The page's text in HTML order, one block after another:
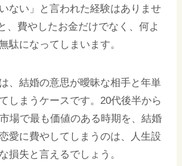
ない」と言われた経験はありませ
、費やしたお金だけでなく、何よ
駄になってしまいます。
、結婚の意思が曖昧な相手と年単
しまうケースです。20代後半から
場で最も価値のある時期を、結婚
愛に費やしてしまうのは、人生設
損失と言えるでしょう。